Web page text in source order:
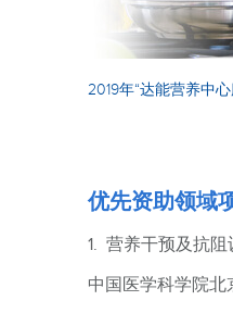
2019年“达能营养中
优先资助领域
1. 营养干预及抗
中国医学科学院北